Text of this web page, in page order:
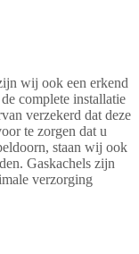
wij ook een erkend
complete installatie
verzekerd dat deze
te zorgen dat u
staan wij ook
Gaskachels zijn
verzorging